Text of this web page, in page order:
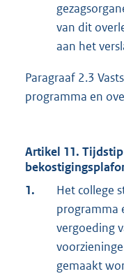
van dit
aan het
Paragraaf 2.3
programma en
Artikel 11.
1.
Het college
programma
vergoeding
gemaakt